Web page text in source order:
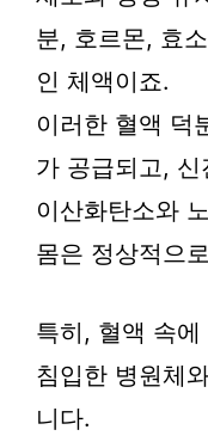
분, 호르몬, 효
인 체액이죠.
이러한 혈액 덕
가 공급되고,
이산화탄소와
몸은 정상적으
특히, 혈액 속에
침입한 병원체
니다.